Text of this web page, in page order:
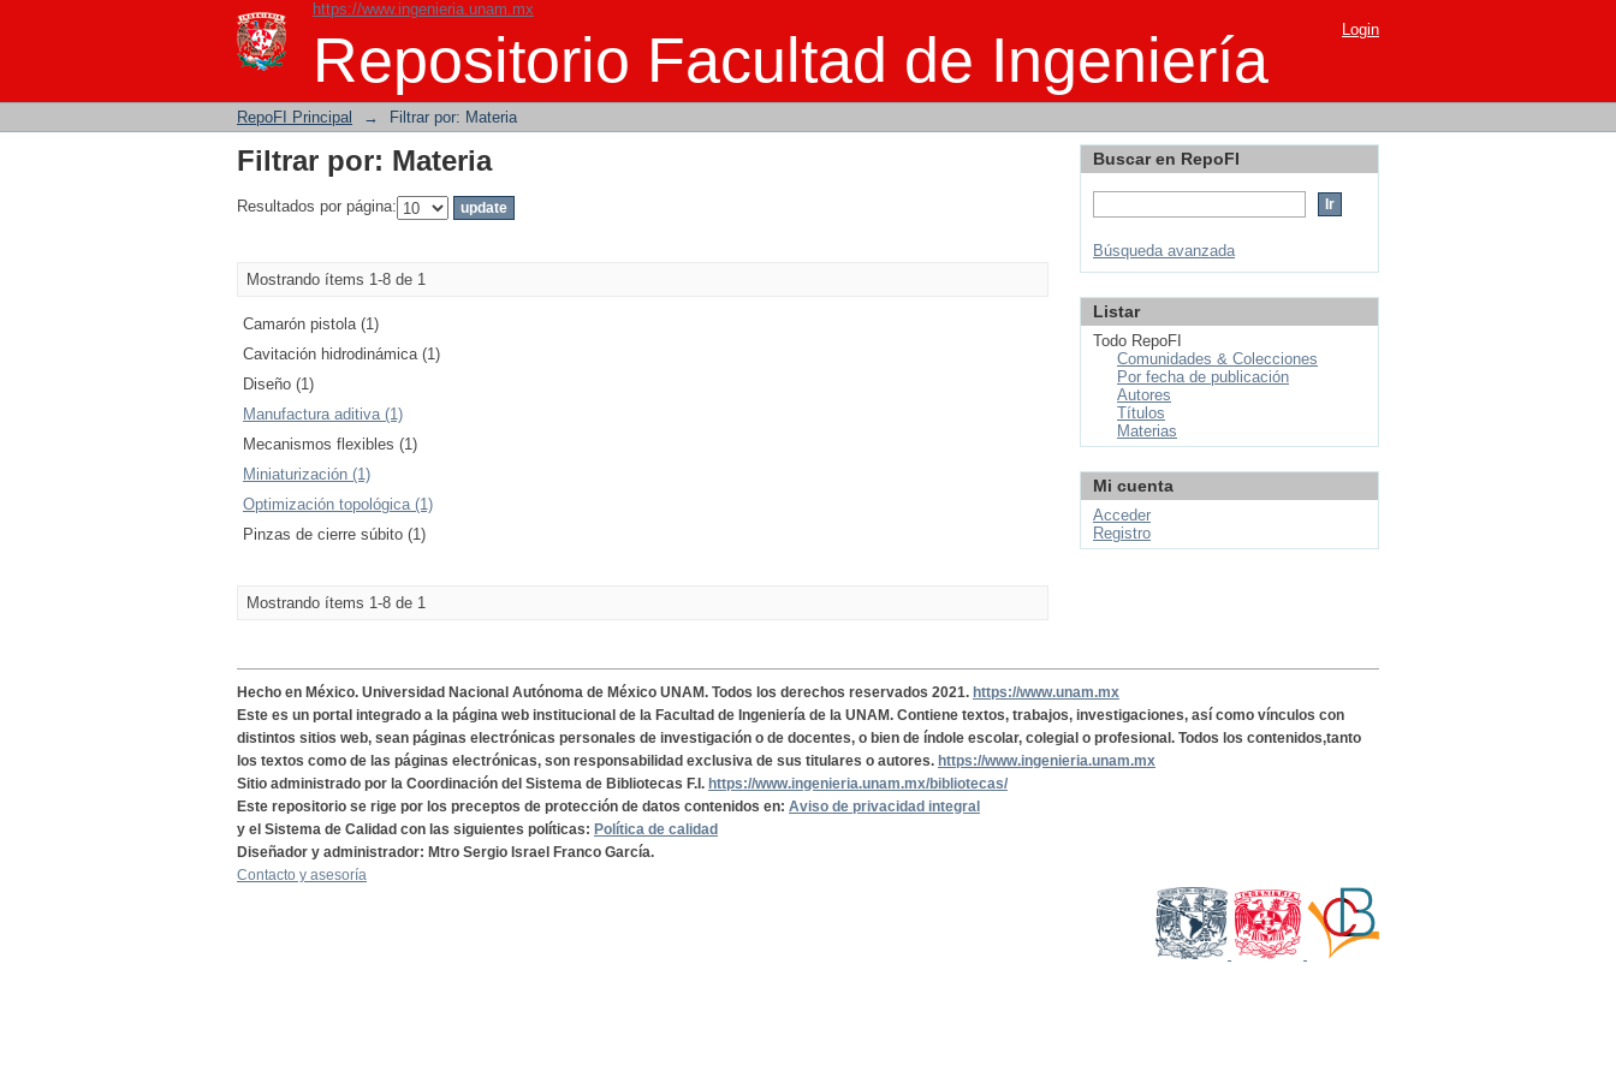
https://www.ingenieria.unam.mx
Repositorio Facultad de Ingeniería
Filtrar por: Materia Login
RepoFI Principal → Filtrar por: Materia
Filtrar por: Materia
Resultados por página:
Mostrando ítems 1-8 de 1
Camarón pistola (1)
Cavitación hidrodinámica (1)
Diseño (1)
Manufactura aditiva (1)
Mecanismos flexibles (1)
Miniaturización (1)
Optimización topológica (1)
Pinzas de cierre súbito (1)
Mostrando ítems 1-8 de 1
Buscar en RepoFI
Búsqueda avanzada
Listar
Todo RepoFI
Comunidades & Colecciones
Por fecha de publicación
Autores
Títulos
Materias
Mi cuenta
Acceder
Registro
Hecho en México. Universidad Nacional Autónoma de México UNAM. Todos los derechos reservados 2021. https://www.unam.mx
Este es un portal integrado a la página web institucional de la Facultad de Ingeniería de la UNAM. Contiene textos, trabajos, investigaciones, así como vínculos con
distintos sitios web, sean páginas electrónicas personales de investigación o de docentes, o bien de índole escolar, colegial o profesional. Todos los contenidos,tanto
los textos como de las páginas electrónicas, son responsabilidad exclusiva de sus titulares o autores. https://www.ingenieria.unam.mx
Sitio administrado por la Coordinación del Sistema de Bibliotecas F.I. https://www.ingenieria.unam.mx/bibliotecas/
Este repositorio se rige por los preceptos de protección de datos contenidos en: Aviso de privacidad integral
y el Sistema de Calidad con las siguientes políticas: Política de calidad
Diseñador y administrador: Mtro Sergio Israel Franco García.
Contacto y asesoría